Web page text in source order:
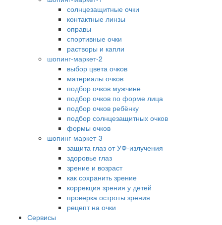
солнцезащитные очки
контактные линзы
оправы
спортивные очки
растворы и капли
шопинг-маркет-2
выбор цвета очков
материалы очков
подбор очков мужчине
подбор очков по форме лица
подбор очков ребёнку
подбор солнцезащитных очков
формы очков
шопинг-маркет-3
защита глаз от УФ-излучения
здоровье глаз
зрение и возраст
как сохранить зрение
коррекция зрения у детей
проверка остроты зрения
рецепт на очки
Сервисы